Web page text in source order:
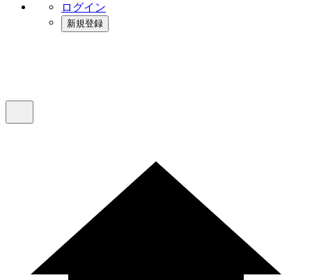
ログイン
新規登録